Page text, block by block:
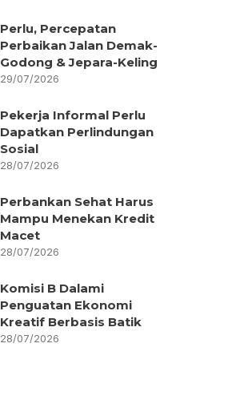
Perlu, Percepatan
Perbaikan Jalan Demak-
Godong & Jepara-Keling
29/07/2026
Pekerja Informal Perlu
Dapatkan Perlindungan
Sosial
28/07/2026
Perbankan Sehat Harus
Mampu Menekan Kredit
Macet
28/07/2026
Komisi B Dalami
Penguatan Ekonomi
Kreatif Berbasis Batik
28/07/2026